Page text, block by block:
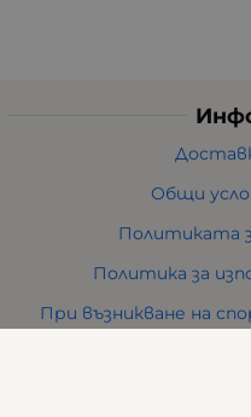
Общи
Политиката
Политика за
При възникване на
можете да